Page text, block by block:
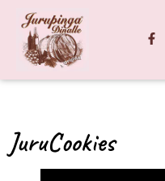
JuruCookies